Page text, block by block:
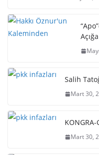
Salih
Mart 30,
Mart 30,